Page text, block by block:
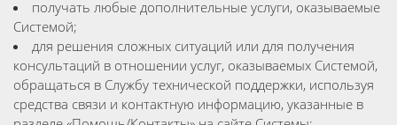
получать любые дополнительные услуги, оказываемые
Системой;
для решения сложных ситуаций или для получения
консультаций в отношении услуг, оказываемых Системой,
обращаться в Службу технической поддержки, используя
средства связи и контактную информацию, указанные в